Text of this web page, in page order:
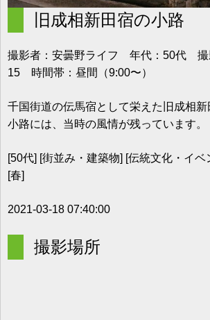
旧成相新田宿の小路
撮影者：安曇野ライフ 年代：50代 撮
15 時間帯：昼間（9:00〜）
千国街道の伝馬宿として栄えた旧成相
小路には、当時の風情が残っています。
[50代] [街並み・建築物] [伝統文化・イベ
[春]
2021-03-18 07:40:00
撮影場所